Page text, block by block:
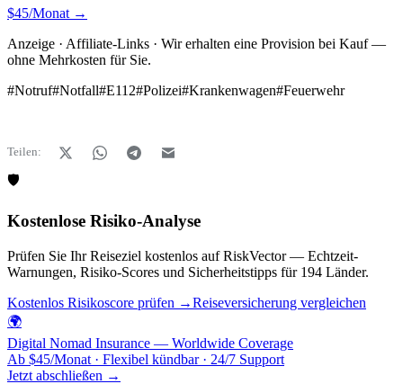
$45/Monat →
Anzeige · Affiliate-Links · Wir erhalten eine Provision bei Kauf —
ohne Mehrkosten für Sie.
#Notruf#Notfall#E112#Polizei#Krankenwagen#Feuerwehr
Teilen:
🛡️
Kostenlose Risiko-Analyse
Prüfen Sie Ihr Reiseziel kostenlos auf RiskVector — Echtzeit-
Warnungen, Risiko-Scores und Sicherheitstipps für 194 Länder.
Kostenlos Risikoscore prüfen →Reiseversicherung vergleichen
🌍
Digital Nomad Insurance — Worldwide Coverage
Ab $45/Monat · Flexibel kündbar · 24/7 Support
Jetzt abschließen →